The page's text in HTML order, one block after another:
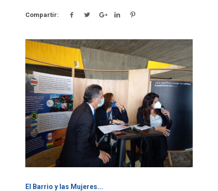
Compartir:
Click para leer más.
El Barrio y las Mujeres...